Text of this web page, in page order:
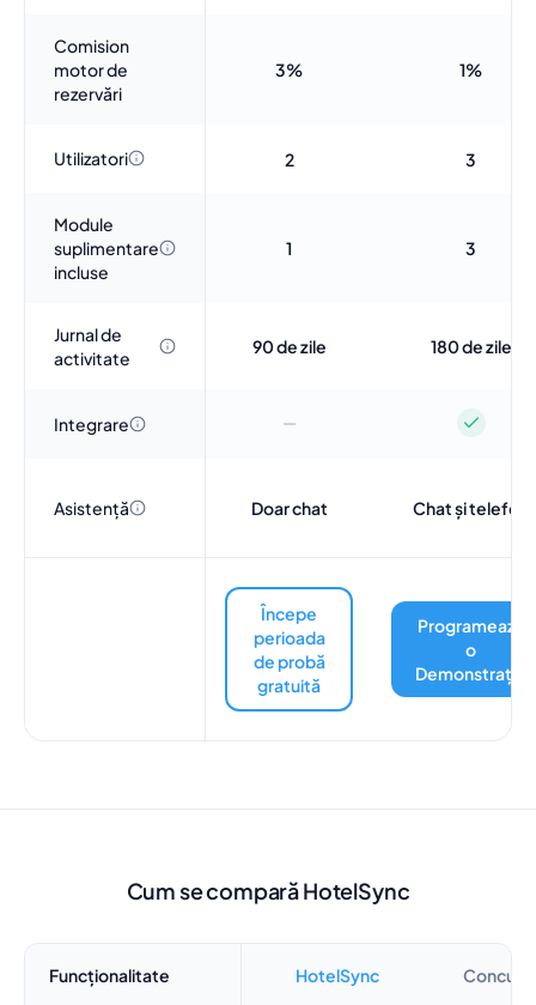
Comision
motor de
rezervări
3% 1%
Utilizatori 2 3
Module
suplimentare
incluse
1 3
Jurnal de
activitate
90 de zile 180 de zile
Integrare
Asistență Doar chat Chat și telefon
Începe
perioada
de probă
gratuită
Programează
o
Demonstrație
Cum se compară HotelSync
Funcționalitate HotelSync